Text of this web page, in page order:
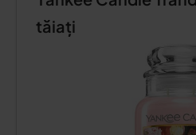
tăiați